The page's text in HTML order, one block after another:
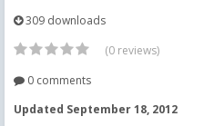
309 downloads
(0 reviews)
0 comments
Updated September 18, 2012